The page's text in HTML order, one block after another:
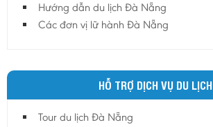
Hưng Yên
Lào Cai
Lâm Đồng
Hướng dẫn du lịch Đà Nẵng
Các đơn vị lữ hành Đà Nẵng
HỖ TRỢ DỊCH VỤ DU LỊCH
Tour du lịch Đà Nẵng